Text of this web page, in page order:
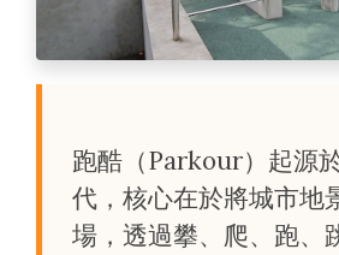
跑酷（Parkour）起源
代，核心在於將城市地
場，透過攀、爬、跑、